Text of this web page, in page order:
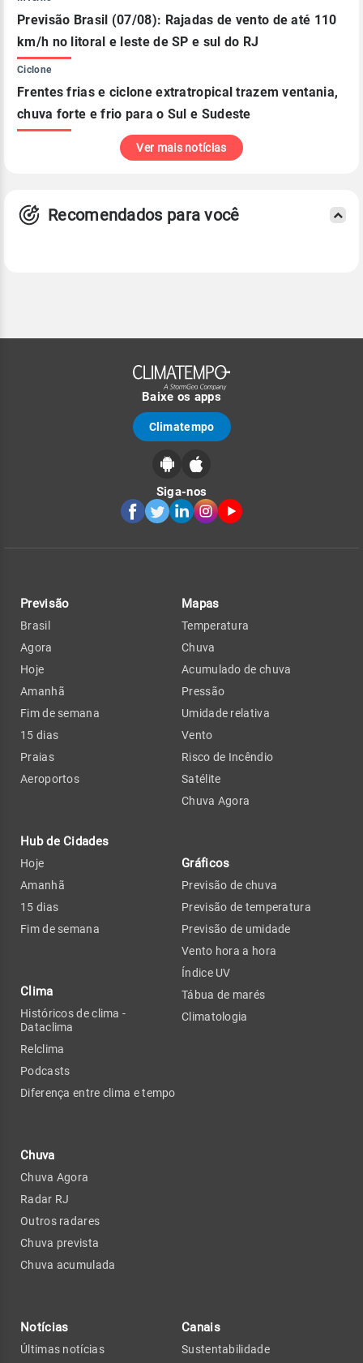
Previsão Brasil (07/08): Rajadas de vento de até 110
km/h no litoral e leste de SP e sul do RJ
Ciclone
Frentes frias e ciclone extratropical trazem ventania,
chuva forte e frio para o Sul e Sudeste
Ver mais notícias
Recomendados para você
Baixe os apps
Climatempo
Siga-nos
Previsão
Brasil
Agora
Hoje
Amanhã
Fim de semana
15 dias
Praias
Aeroportos
Hub de Cidades
Hoje
Amanhã
15 dias
Fim de semana
Clima
Históricos de clima -
Dataclima
Relclima
Podcasts
Diferença entre clima e tempo
Chuva
Chuva Agora
Radar RJ
Outros radares
Chuva prevista
Chuva acumulada
Mapas
Temperatura
Chuva
Acumulado de chuva
Pressão
Umidade relativa
Vento
Risco de Incêndio
Satélite
Chuva Agora
Gráficos
Previsão de chuva
Previsão de temperatura
Previsão de umidade
Vento hora a hora
Índice UV
Tábua de marés
Climatologia
Notícias
Últimas notícias
Canais
Sustentabilidade